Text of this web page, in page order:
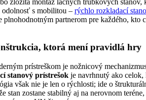
odolnosť s mobilitou – rýchlo rozkladací
partnerom pre každého, kto
ktorá mení pravidlá hry
prístreškom je nožnicový
stanový prístrešok je navrhnutý ako
však nie je len o rýchlosti; ide o
zostane stabilný aj na nerovnom